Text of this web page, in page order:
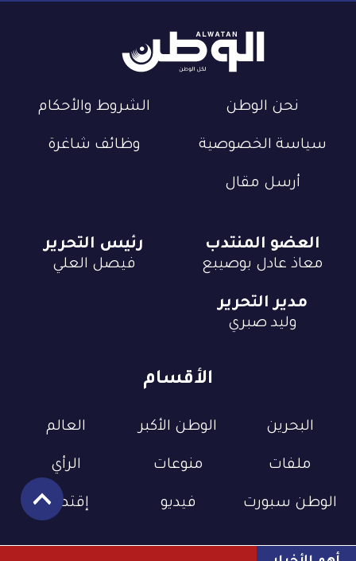
نحن الوطن الشروط والأحكام
سياسة الخصوصية وظائف شاغرة
أرسل مقال
الأقسام
البحرين الوطن الأكبر العالم
ملفات منوعات الرأي
الوطن سبورت فيديو إقتصاد
العضو المنتدب
معاذ عادل بوصيبع
رئيس التحرير
فيصل العلي
مدير التحرير
وليد صبري